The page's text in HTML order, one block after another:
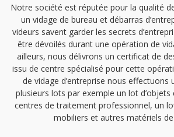
Notre société est réputée pour la qualité
un vidage de bureau et débarras
videurs savent garder les secrets
être dévoilés durant une opération de
ailleurs, nous délivrons un certificat de
issu de centre spécialisé pour cette
de vidage d’entreprise nous effectuons
plusieurs lots par exemple un lot d’objets
centres de traitement professionnel, un
mobiliers et autres matériels